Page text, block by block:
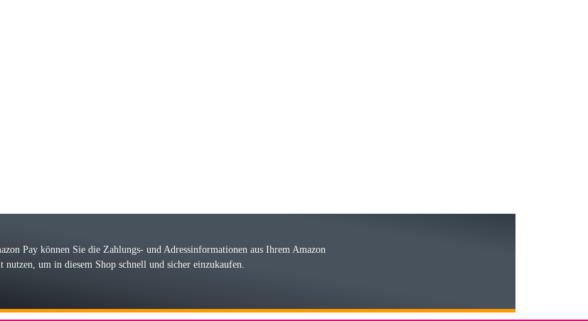
einen sehr soliden Eindruck. Die Zuverlässigkeit muss sich noch in den kommenden Jahren herausstellen. Spannend wird es falls
Pay können Sie die Zahlungs- und Adressinformationen aus Ihrem Amazon
nutzen, um in diesem Shop schnell und sicher einzukaufen.